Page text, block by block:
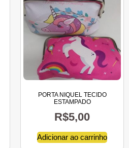
PORTA NIQUEL TECIDO
ESTAMPADO
R$5,00
Adicionar ao carrinho